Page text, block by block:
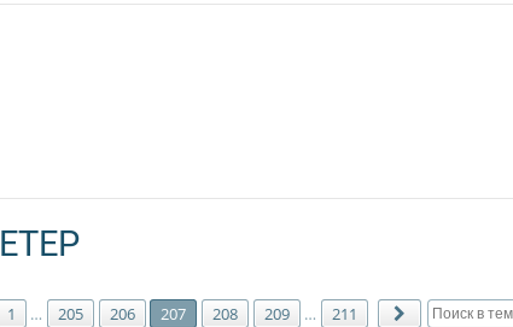
207 из211
Пред.
1 … 205 206 207 208 209 … 211 След.